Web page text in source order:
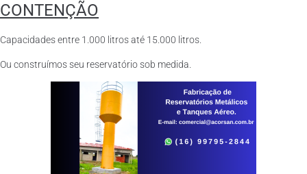
CONTENÇÃO
Capacidades entre 1.000 litros até 15.000 litros.
Ou construímos seu reservatório sob medida.